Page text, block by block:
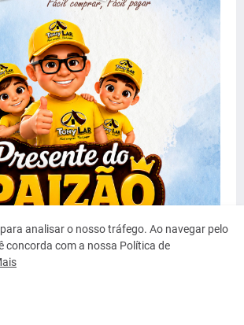
analisar o nosso tráfego. Ao navegar pelo
concorda com a nossa Política de